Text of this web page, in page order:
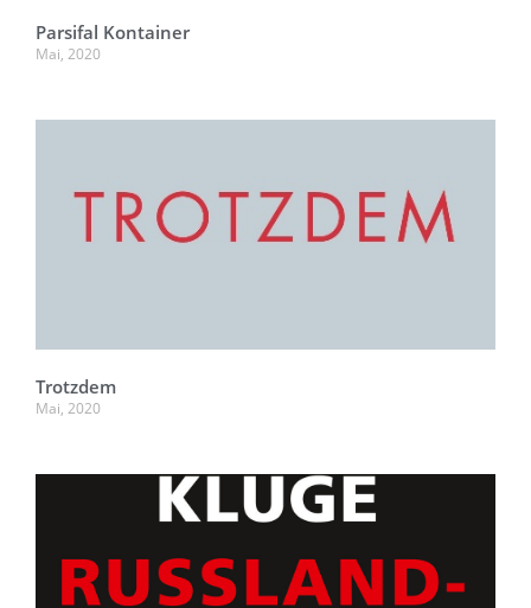
Parsifal Kontainer
Mai, 2020
Trotzdem
Mai, 2020